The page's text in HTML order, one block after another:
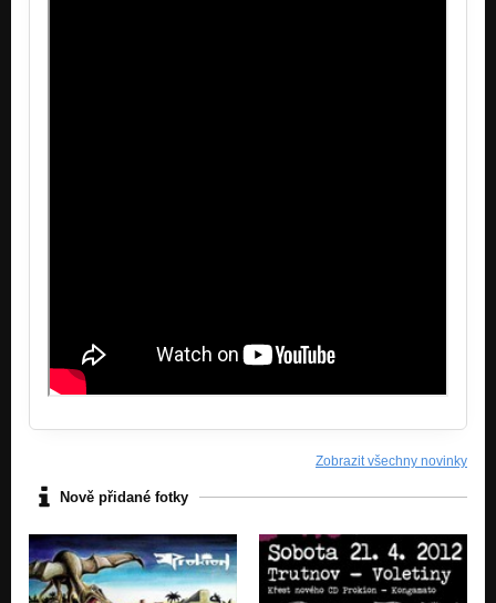
Zobrazit všechny novinky
Nově přidané fotky